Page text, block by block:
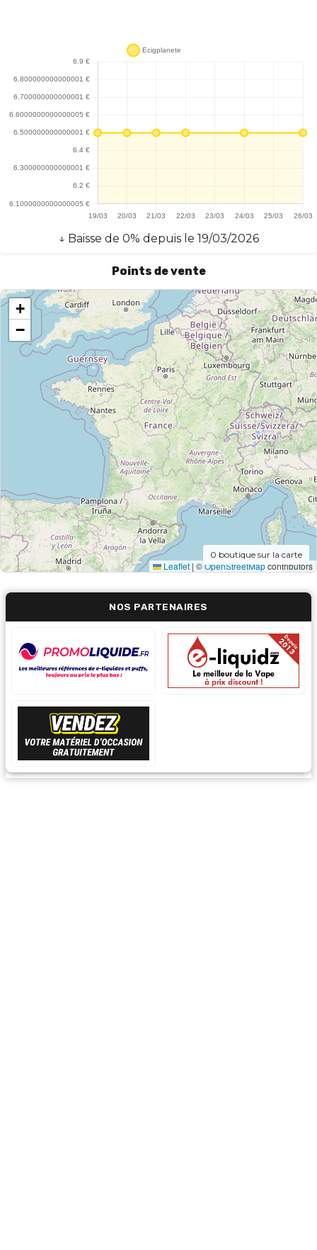
↓ Baisse de 0% depuis le 19/03/2026
Points de vente
+
−
Leaflet | ©OpenStreetMapcontributors
0 boutique sur la carte
NOS PARTENAIRES